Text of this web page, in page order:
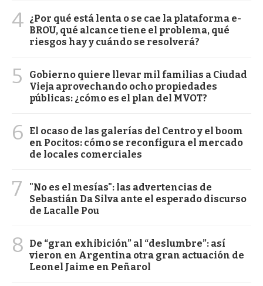
4 ¿Por qué está lenta o se cae la plataforma e-
BROU, qué alcance tiene el problema, qué
riesgos hay y cuándo se resolverá?
5
Gobierno quiere llevar mil familias a Ciudad
Vieja aprovechando ocho propiedades
públicas: ¿cómo es el plan del MVOT?
6
El ocaso de las galerías del Centro y el boom
en Pocitos: cómo se reconfigura el mercado
de locales comerciales
7
"No es el mesías": las advertencias de
Sebastián Da Silva ante el esperado discurso
de Lacalle Pou
8
De “gran exhibición” al “deslumbre”: así
vieron en Argentina otra gran actuación de
Leonel Jaime en Peñarol